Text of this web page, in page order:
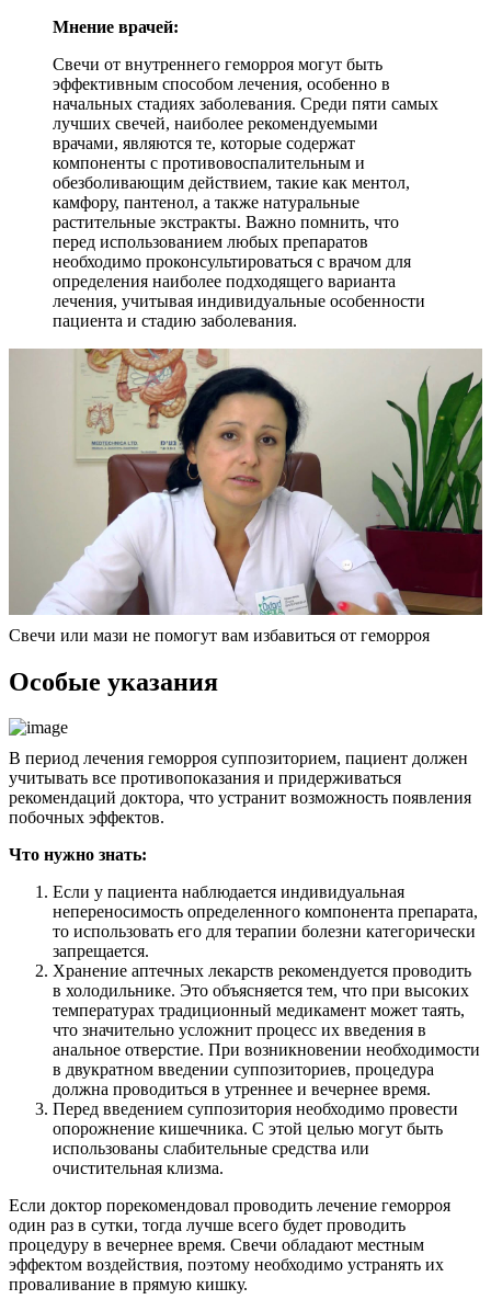
Мнение врачей:
Свечи от внутреннего геморроя могут быть
эффективным способом лечения, особенно в
начальных стадиях заболевания. Среди пяти самых
лучших свечей, наиболее рекомендуемыми
врачами, являются те, которые содержат
компоненты с противовоспалительным и
обезболивающим действием, такие как ментол,
камфору, пантенол, а также натуральные
растительные экстракты. Важно помнить, что
перед использованием любых препаратов
необходимо проконсультироваться с врачом для
определения наиболее подходящего варианта
лечения, учитывая индивидуальные особенности
пациента и стадию заболевания.
Свечи или мази не помогут вам избавиться от геморроя
Особые указания
В период лечения геморроя суппозиторием, пациент должен
учитывать все противопоказания и придерживаться
рекомендаций доктора, что устранит возможность появления
побочных эффектов.
Что нужно знать:
Если у пациента наблюдается индивидуальная
непереносимость определенного компонента препарата,
то использовать его для терапии болезни категорически
запрещается.
Хранение аптечных лекарств рекомендуется проводить
в холодильнике. Это объясняется тем, что при высоких
температурах традиционный медикамент может таять,
что значительно усложнит процесс их введения в
анальное отверстие. При возникновении необходимости
в двукратном введении суппозиториев, процедура
должна проводиться в утреннее и вечернее время.
Перед введением суппозитория необходимо провести
опорожнение кишечника. С этой целью могут быть
использованы слабительные средства или
очистительная клизма.
Если доктор порекомендовал проводить лечение геморроя
один раз в сутки, тогда лучше всего будет проводить
процедуру в вечернее время. Свечи обладают местным
эффектом воздействия, поэтому необходимо устранять их
проваливание в прямую кишку.